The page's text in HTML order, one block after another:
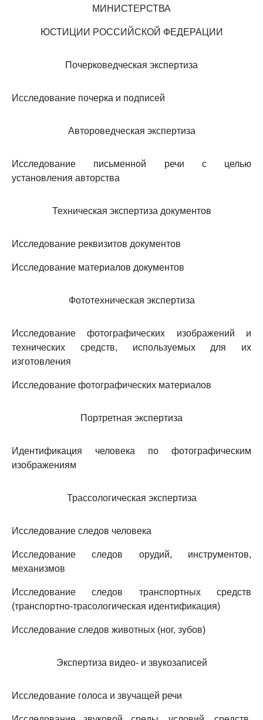
МИНИСТЕРСТВА
ЮСТИЦИИ РОССИЙСКОЙ ФЕДЕРАЦИИ
Почерковедческая экспертиза
Исследование почерка и подписей
Автороведческая экспертиза
Исследование письменной речи с целью
установления авторства
Техническая экспертиза документов
Исследование реквизитов документов
Исследование материалов документов
Фототехническая экспертиза
Исследование фотографических изображений и
технических средств, используемых для их
изготовления
Исследование фотографических материалов
Портретная экспертиза
Идентификация человека по фотографическим
изображениям
Трассологическая экспертиза
Исследование следов человека
Исследование следов орудий, инструментов,
механизмов
Исследование следов транспортных средств
(транспортно-трасологическая идентификация)
Исследование следов животных (ног, зубов)
Экспертиза видео- и звукозаписей
Исследование голоса и звучащей речи